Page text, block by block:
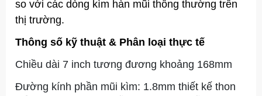
so với các dòng kìm hàn mũi thông thường trên
thị trường.
Thông số kỹ thuật & Phân loại thực tế
Chiều dài 7 inch tương đương khoảng 168mm
Đường kính phần mũi kìm: 1.8mm thiết kế thon